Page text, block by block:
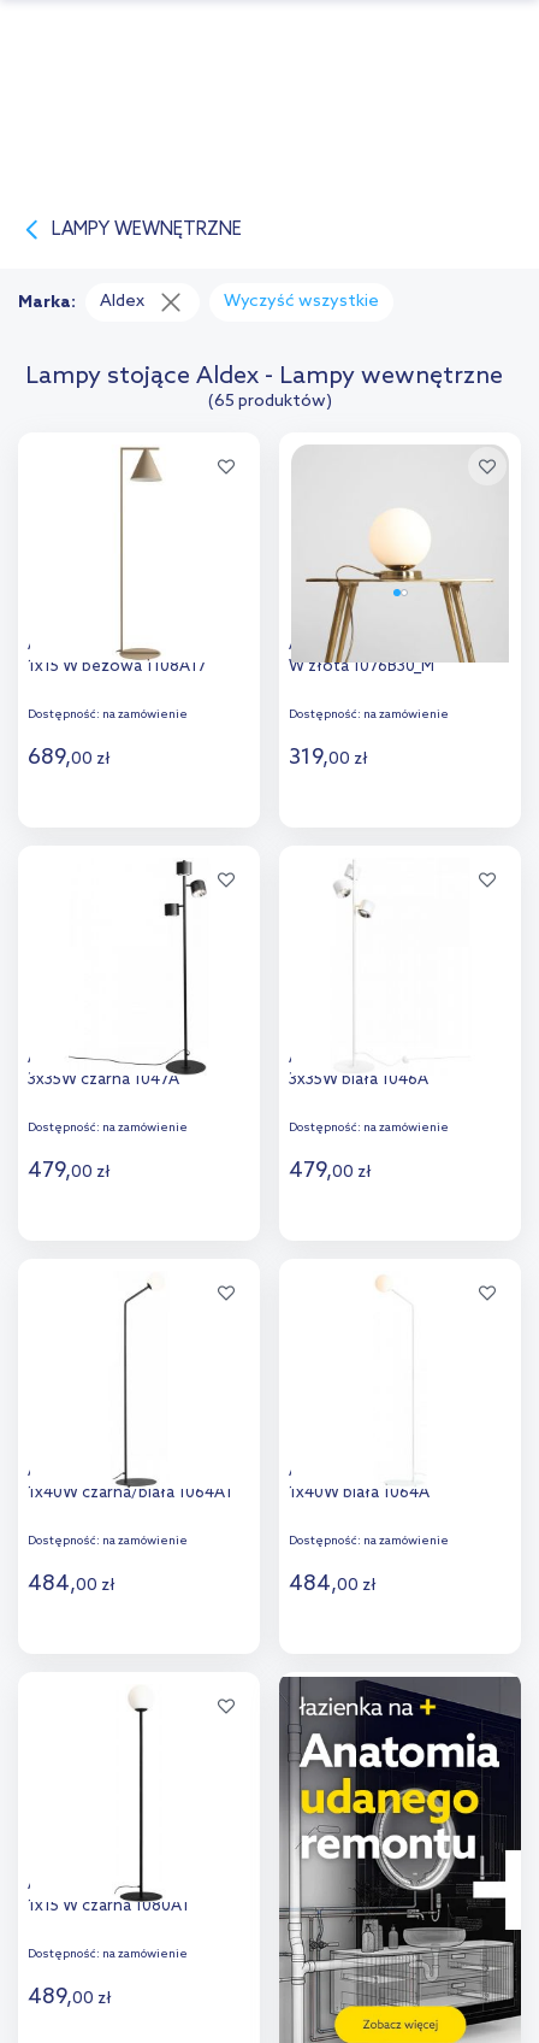
LAMPY WEWNĘTRZNE
Lampy stojące Aldex - Lampy wewnętrzne
(65 produktów)
Marka: Aldex Wyczyść wszystkie
Aldex Form lampa stojąca
1x15 W beżowa 1108A17
Dostępność: na zamówienie
689,00 zł
porównania
Aldex Ball lampa stojąca 1x15
W złota 1076B30_M
Dostępność: na zamówienie
319,00 zł
Dodaj do
porównania
Aldex Bot lampa stojąca
3x35W czarna 1047A
Dostępność: na zamówienie
479,00 zł
Dodaj do
Aldex Bot lampa stojąca
3x35W biała 1046A
Dostępność: na zamówienie
479,00 zł
Dodaj do
Aldex Pure lampa stojąca
1x40W czarna/biała 1064A1
Dostępność: na zamówienie
484,00 zł
Dodaj do
Aldex Pure lampa stojąca
1x40W biała 1064A
Dostępność: na zamówienie
484,00 zł
Dodaj do
porównania
Aldex Pinne lampa stojąca
1x15 W czarna 1080A1
Dostępność: na zamówienie
489,00 zł